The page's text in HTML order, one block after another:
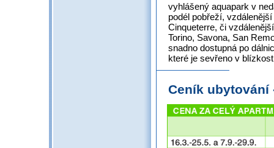
vyhlášený aquapark v
podél pobřeží,
Cinqueterre, či
Torino, Savona, San
snadno dostupná po
které je sevřeno v
Ceník